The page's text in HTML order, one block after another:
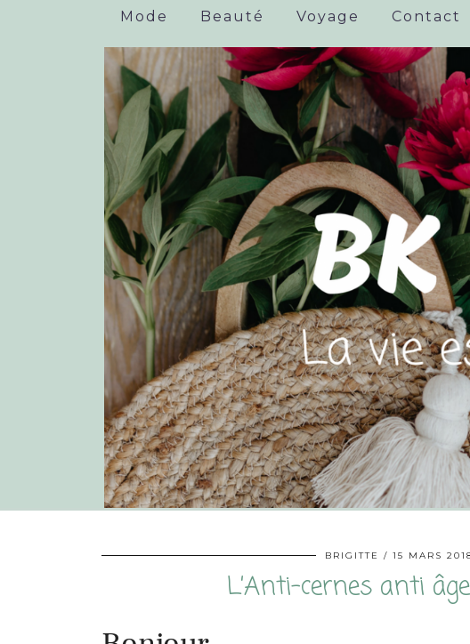
Mode Beauté Voyage Contact
BRIGITTE 15 MARS
L’Anti-cernes anti